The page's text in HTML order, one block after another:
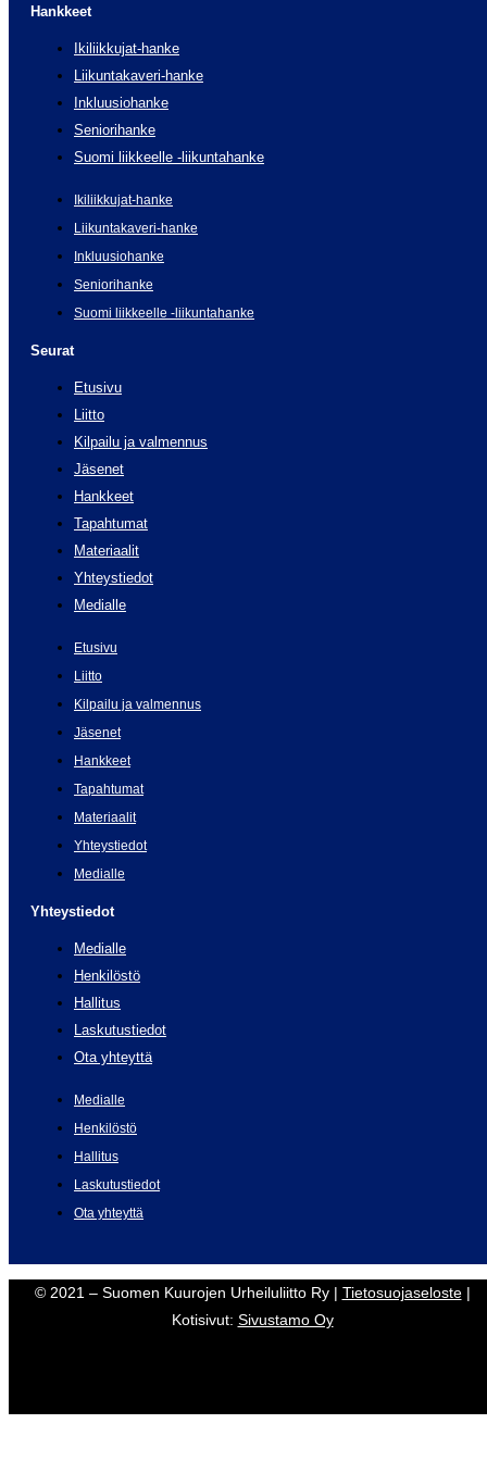
Hankkeet
Ikiliikkujat-hanke
Liikuntakaveri-hanke
Inkluusiohanke
Seniorihanke
Suomi liikkeelle -liikuntahanke
Ikiliikkujat-hanke
Liikuntakaveri-hanke
Inkluusiohanke
Seniorihanke
Suomi liikkeelle -liikuntahanke
Seurat
Etusivu
Liitto
Kilpailu ja valmennus
Jäsenet
Hankkeet
Tapahtumat
Materiaalit
Yhteystiedot
Medialle
Etusivu
Liitto
Kilpailu ja valmennus
Jäsenet
Hankkeet
Tapahtumat
Materiaalit
Yhteystiedot
Medialle
Yhteystiedot
Medialle
Henkilöstö
Hallitus
Laskutustiedot
Ota yhteyttä
Medialle
Henkilöstö
Hallitus
Laskutustiedot
Ota yhteyttä
© 2021 – Suomen Kuurojen Urheiluliitto Ry | Tietosuojaseloste|
Kotisivut: Sivustamo Oy